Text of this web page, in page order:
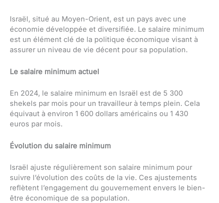
Israël, situé au Moyen-Orient, est un pays avec une
économie développée et diversifiée. Le salaire minimum
est un élément clé de la politique économique visant à
assurer un niveau de vie décent pour sa population.
Le salaire minimum actuel
En 2024, le salaire minimum en Israël est de 5 300
shekels par mois pour un travailleur à temps plein. Cela
équivaut à environ 1 600 dollars américains ou 1 430
euros par mois.
Évolution du salaire minimum
Israël ajuste régulièrement son salaire minimum pour
suivre l’évolution des coûts de la vie. Ces ajustements
reflètent l’engagement du gouvernement envers le bien-
être économique de sa population.